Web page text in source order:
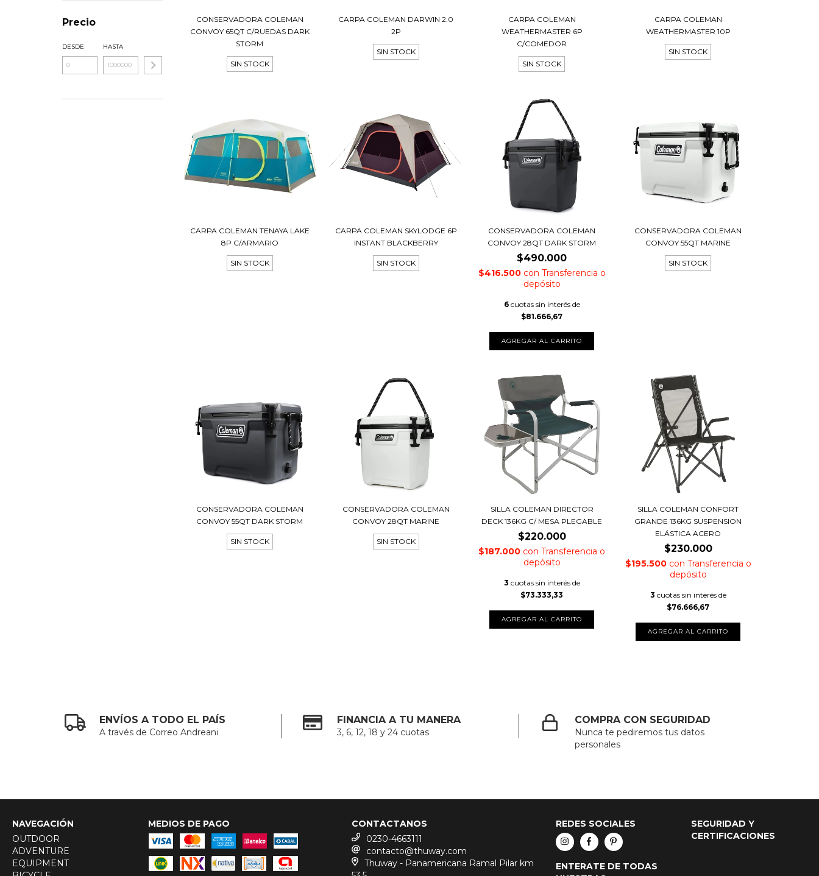
Precio
DESDE HASTA
CONSERVADORA COLEMAN
CONVOY 65QT C/RUEDAS DARK
STORM
SIN STOCK
CARPA COLEMAN DARWIN 2.0
2P
SIN STOCK
CARPA COLEMAN
WEATHERMASTER 6P
C/COMEDOR
SIN STOCK
CARPA COLEMAN
WEATHERMASTER 10P
SIN STOCK
CARPA COLEMAN TENAYA LAKE
8P C/ARMARIO
SIN STOCK
CARPA COLEMAN SKYLODGE 6P
INSTANT BLACKBERRY
SIN STOCK
CONSERVADORA COLEMAN
CONVOY 28QT DARK STORM
$490.000
$416.500 con Transferencia o
depósito
6 cuotas sin interés de
$81.666,67
CONSERVADORA COLEMAN
CONVOY 55QT MARINE
SIN STOCK
CONSERVADORA COLEMAN
CONVOY 55QT DARK STORM
SIN STOCK
CONSERVADORA COLEMAN
CONVOY 28QT MARINE
SIN STOCK
SILLA COLEMAN DIRECTOR
DECK 136KG C/ MESA PLEGABLE
$220.000
$187.000 con Transferencia o
depósito
3 cuotas sin interés de
$73.333,33
SILLA COLEMAN CONFORT
GRANDE 136KG SUSPENSION
ELÁSTICA ACERO
$230.000
$195.500 con Transferencia o
depósito
3 cuotas sin interés de
$76.666,67
ENVÍOS A TODO EL PAÍS
A través de Correo Andreani
FINANCIA A TU MANERA
3, 6, 12, 18 y 24 cuotas
COMPRA CON SEGURIDAD
Nunca te pediremos tus datos
personales
NAVEGACIÓN
OUTDOOR
ADVENTURE
EQUIPMENT
MEDIOS DE PAGO
CONTACTANOS
0230-4663111
contacto@thuway.com
Thuway - Panamericana Ramal Pilar km
REDES SOCIALES
ENTERATE DE TODAS
SEGURIDAD Y
CERTIFICACIONES